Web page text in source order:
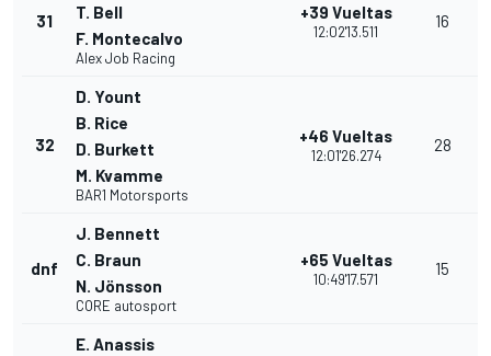
31
T. Bell
F. Montecalvo
Alex Job Racing
+39 Vueltas
12:02'13.511
16
32
D. Yount
B. Rice
D. Burkett
M. Kvamme
BAR1 Motorsports
+46 Vueltas
12:01'26.274
28
dnf
J. Bennett
C. Braun
N. Jönsson
CORE autosport
+65 Vueltas
10:49'17.571
15
E. Anassis